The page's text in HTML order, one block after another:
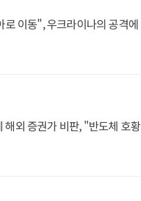
이동", 우크라이나의 공격에
외 증권가 비판, "반도체 호황